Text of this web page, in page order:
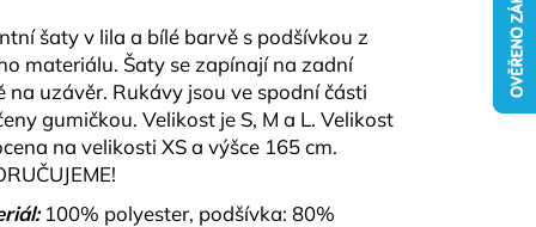
šaty v lila a bílé barvě s podšívkou z
materiálu. Šaty se zapínají na zadní
na uzávěr. Rukávy jsou ve spodní části
gumičkou. Velikost je S, M a L. Velikost
na velikosti XS a výšce 165 cm.
100% polyester, podšívka: 80%
Následující